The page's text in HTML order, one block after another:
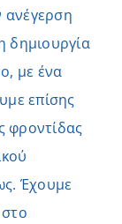
ανέγερση
δημιουργία
με ένα
επίσης
φροντίδας
Έχουμε